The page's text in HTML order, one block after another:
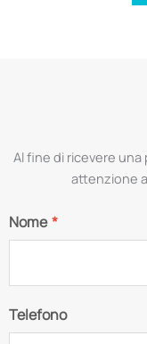
Al fine di ricevere
attenzione
Nome*
Telefono